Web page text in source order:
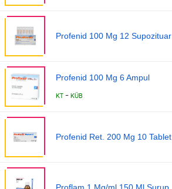
Profenid 100 Mg 12 Supozituar
Profenid 100 Mg 6 Ampul
KT - KÜB
Profenid Ret. 200 Mg 10 Tablet